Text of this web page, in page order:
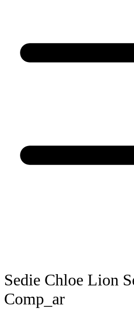
Sedie Chloe Lion
Comp_ar